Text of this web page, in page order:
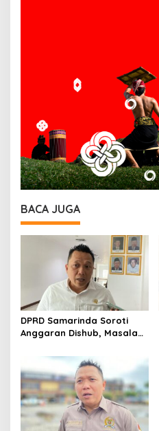
BACA JUGA
DPRD Samarinda Soroti
Anggaran Dishub, Masalah
Belum Tertangani Optimal